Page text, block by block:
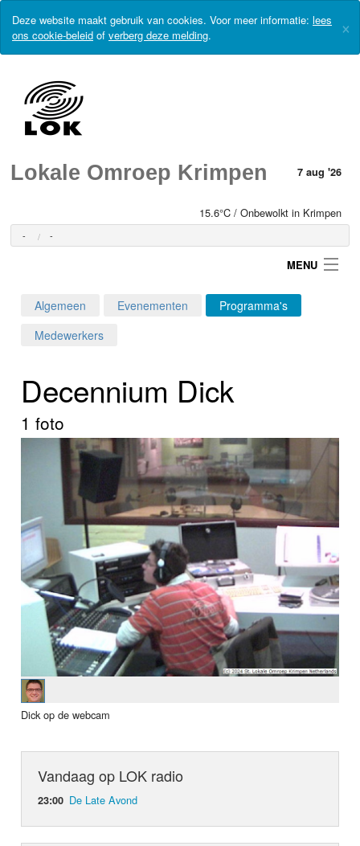
Deze website maakt gebruik van cookies. Voor meer informatie: lees
ons cookie-beleid of verberg deze melding. ×
Lokale Omroep Krimpen 7 aug '26
15.6°C / Onbewolkt in Krimpen
- -
MENU
Programma's
Nieuws
Foto's
Video
Webcam
Info
Algemeen Evenementen
Programma's
Medewerkers
Decennium Dick
1 foto
Dick op de webcam
Vandaag op LOK radio
23:00 De Late Avond